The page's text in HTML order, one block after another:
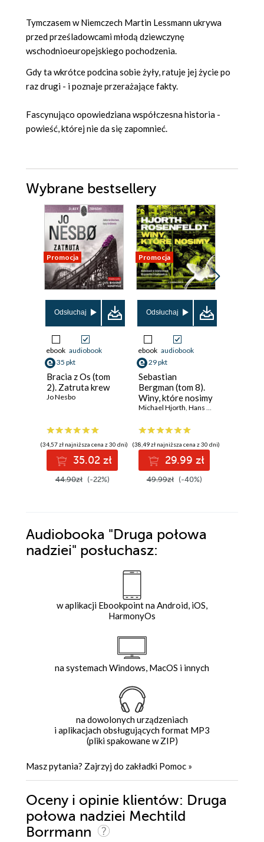
Tymczasem w Niemczech Martin Lessmann ukrywa
przed prześladowcami młodą dziewczynę
wschodnioeuropejskiego pochodzenia.
Gdy ta wkrótce podcina sobie żyły, ratuje jej życie po
raz drugi - i poznaje przerażające fakty.
Fascynująco opowiedziana współczesna historia -
powieść, której nie da się zapomnieć.
Wybrane bestsellery
Promocja
Odsłuchaj
ebook audiobook
35 pkt
Bracia z Os (tom
2). Zatruta krew
Jo Nesbo
(34,57 zł najniższa cena z 30 dni)
35.02 zł
44.90zł (-22%)
Promocja
Odsłuchaj
ebook audiobook
29 pkt
Sebastian
Bergman (tom 8).
Winy, które nosimy
Michael Hjorth Hans Rosenfeldt
(38,49 zł najniższa cena z 30 dni)
29.99 zł
49.99zł (-40%)
Audiobooka "Druga połowa
nadziei" posłuchasz:
w aplikacji Ebookpoint na Android, iOS,
HarmonyOs
na systemach Windows, MacOS i innych
na dowolonych urządzeniach
i aplikacjach obsługujących format MP3
(pliki spakowane w ZIP)
Masz pytania? Zajrzyj do zakładki Pomoc »
Oceny i opinie klientów: Druga
połowa nadziei Mechtild
Borrmann